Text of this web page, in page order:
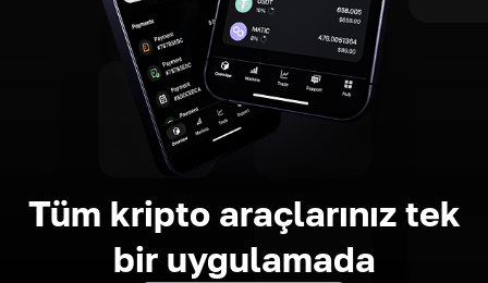
Tüm kripto araçlarınız tek
bir uygulamada